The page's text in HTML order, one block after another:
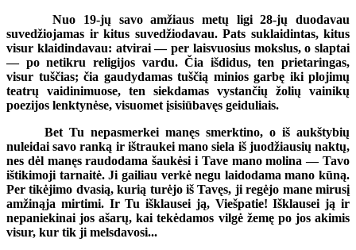
Nuo 19-jų savo amžiaus metų ligi 28-jų duodavau
suvedžiojamas ir kitus suvedžiodavau. Pats suklaidintas, kitus
visur klaidindavau: atvirai — per laisvuosius mokslus, o slaptai
— po netikru religijos vardu. Čia išdidus, ten prietaringas,
visur tuščias; čia gaudydamas tuščią minios garbę iki plojimų
teatrų vaidinimuose, ten siekdamas vystančių žolių vainikų
poezijos lenktynėse, visuomet įsisiūbavęs geiduliais.
Bet Tu nepasmerkei manęs smerktino, o iš aukštybių
nuleidai savo ranką ir ištraukei mano siela iš juodžiausių naktų,
nes dėl manęs raudodama šaukėsi i Tave mano molina — Tavo
ištikimoji tarnaitė. Ji gailiau verkė negu laidodama mano kūną.
Per tikėjimo dvasią, kurią turėjo iš Tavęs, ji regėjo mane mirusį
amžinąja mirtimi. Ir Tu išklausei ją, Viešpatie! Išklausei ją ir
nepaniekinai jos ašarų, kai tekėdamos vilgė žemę po jos akimis
visur, kur tik ji melsdavosi...